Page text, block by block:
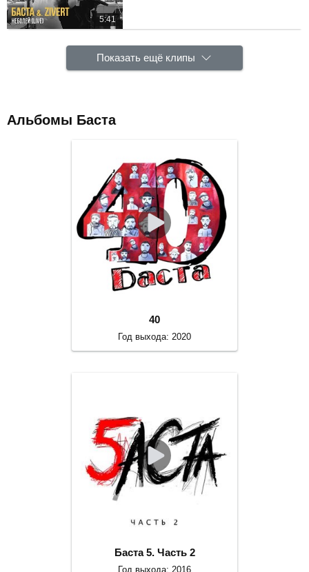
5:41
Показать ещё клипы
Альбомы Баста
40
Год выхода: 2020
Баста 5. Часть 2
Год выхода: 2016